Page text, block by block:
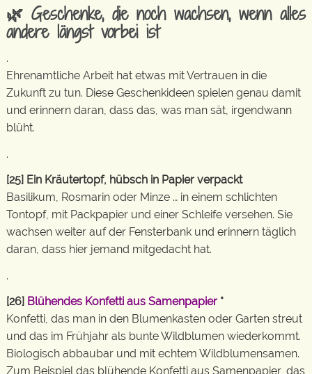
🌿 Geschenke, die noch wachsen, wenn alles
andere längst vorbei ist
.
Ehrenamtliche Arbeit hat etwas mit Vertrauen in die
Zukunft zu tun. Diese Geschenkideen spielen genau damit
und erinnern daran, dass das, was man sät, irgendwann
blüht.
.
[25] Ein Kräutertopf, hübsch in Papier verpackt
Basilikum, Rosmarin oder Minze … in einem schlichten
Tontopf, mit Packpapier und einer Schleife versehen. Sie
wachsen weiter auf der Fensterbank und erinnern täglich
daran, dass hier jemand mitgedacht hat.
.
[26] Blühendes Konfetti aus Samenpapier *
Konfetti, das man in den Blumenkasten oder Garten streut
und das im Frühjahr als bunte Wildblumen wiederkommt.
Biologisch abbaubar und mit echtem Wildblumensamen.
Zum Beispiel das blühende Konfetti aus Samenpapier, das